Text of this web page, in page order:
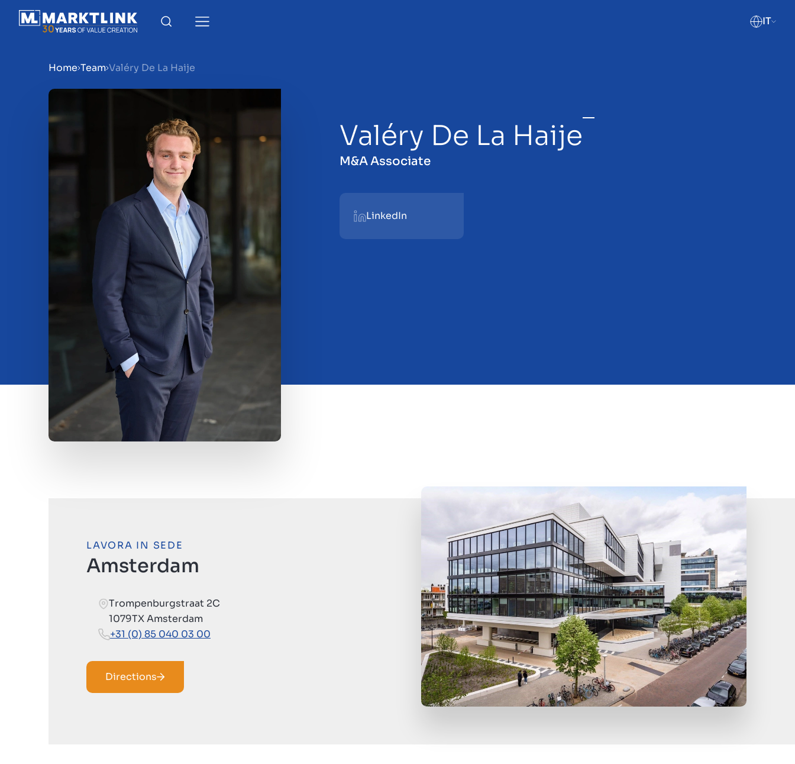
IT
Menu
Prepara la tua azienda per la vendita
Approfondimenti
Contatto
Home Team Valéry De La Haije
Valéry De La Haije
M&A Associate
LinkedIn
LAVORA IN SEDE
Amsterdam
Trompenburgstraat 2C
1079TX Amsterdam
+31 (0) 85 040 03 00
Directions